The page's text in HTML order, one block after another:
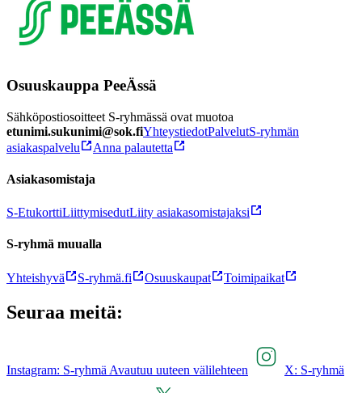
Osuuskauppa PeeÄssä
Sähköpostiosoitteet S-ryhmässä ovat muotoa
etunimi.sukunimi@sok.fiYhteystiedotPalvelutS-ryhmän
asiakaspalvelu
Anna palautetta
Asiakasomistaja
S-EtukorttiLiittymisedutLiity asiakasomistajaksi
S-ryhmä muualla
Yhteishyvä S-ryhmä.fi Osuuskaupat Toimipaikat
Seuraa meitä:
Instagram: S-ryhmä Avautuu uuteen välilehteen X: S-ryhmä